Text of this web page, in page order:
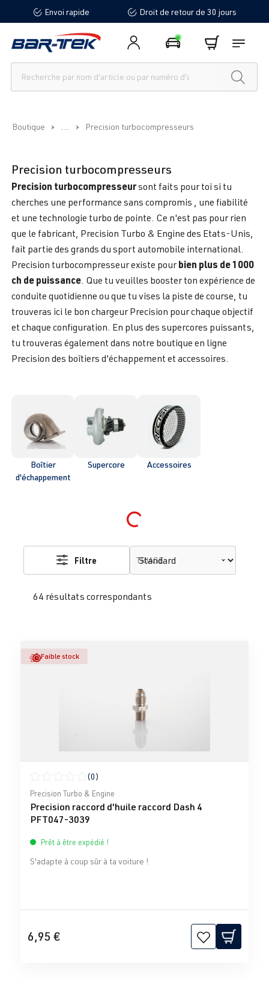
principalEnvoi rapide Droit de retour de 30 jours
Boutique ... Precision turbocompresseurs
Precision turbocompresseurs
Precision turbocompresseursont faits pour toi si tu
cherches une performance sans compromis , une fiabilité
et une technologie turbo de pointe. Ce n'est pas pour rien
que le fabricant, Precision Turbo & Engine des Etats-Unis,
fait partie des grands du sport automobile international.
Precision turbocompresseur existe pourbien plus de 1000
ch de puissance. Que tu veuilles booster ton expérience de
conduite quotidienne ou que tu vises la piste de course, tu
trouveras ici le bon chargeur Precision pour chaque objectif
et chaque configuration. En plus des supercores puissants,
tu trouveras également dans notre boutique en ligne
Precision des boîtiers d'échappement et accessoires.
Boîtier
d'échappement
Supercore Accessoires
Loading...
64 résultats correspondants
Filtre TRIAGE
Faible stock
Note moyenne de 0 sur 5 étoiles
(0)
Precision Turbo & Engine
Precision raccord d'huile raccord Dash 4
PFT047-3039
Prêt à être expédié !
S'adapte à coup sûr à ta voiture !
6,95 €